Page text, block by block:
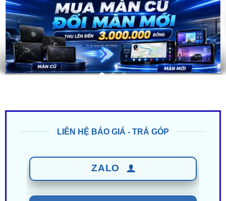
0949 60 3979